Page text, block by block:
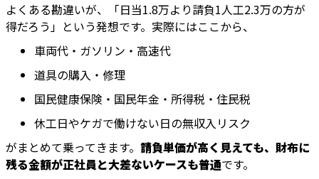
よくある勘違いが、「日当1.8万より請負1人工2.3万の方が
得だろう」という発想です。実際にはここから、
車両代・ガソリン・高速代
道具の購入・修理
国民健康保険・国民年金・所得税・住民税
休工日やケガで働けない日の無収入リスク
がまとめて乗ってきます。 請負単価が高く見えても、財布に
残る金額が正社員と大差ないケースも普通です。